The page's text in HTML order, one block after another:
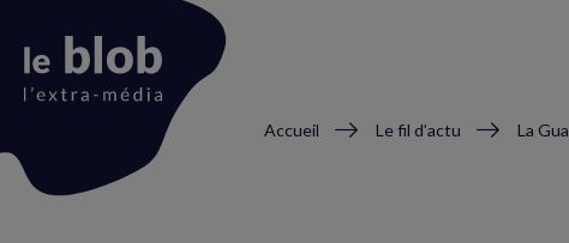
Fil
Accueil Le fil d’actu